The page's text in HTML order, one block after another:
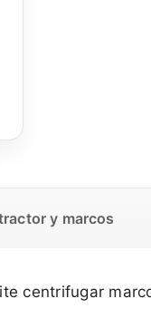
y marcos
centrifugar